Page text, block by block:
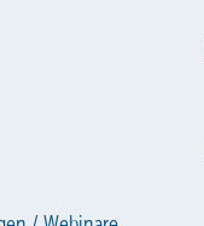
Tabelle